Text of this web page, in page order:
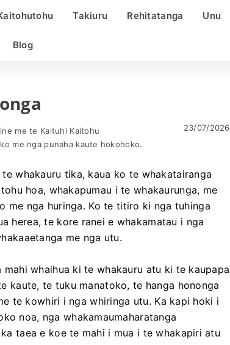
Takiuru Rehitatanga Unu
Blog
me te Kaituhi Kaitohu
me nga punaha kaute hokohoko.
23/07/2026
whakauru tika, kaua ko te whakatairanga
hoa, whakapumau i te whakaurunga, me
nga huringa. Ko te titiro ki nga tuhinga
herea, te kore ranei e whakamatau i nga
me nga utu.
whaihua ki te whakauru atu ki te kaupapa
kaute, te tuku manatoko, te hanga hononga
te kowhiri i nga whiringa utu. Ka kapi hoki i
noa, nga whakamaumaharatanga
taea e koe te mahi i mua i te whakapiri atu